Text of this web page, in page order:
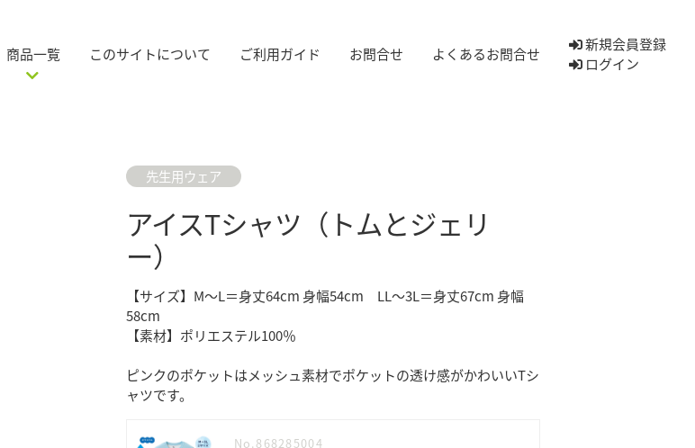
商品一覧 このサイトについて ご利用ガイド お問合せ よくあるお問合せ
新規会員登録
ログイン
先生用ウェア
アイスTシャツ（トムとジェリ
ー）
【サイズ】M～L＝身丈64cm 身幅54cm LL～3L＝身丈67cm 身幅
58cm
【素材】ポリエステル100％
ピンクのポケットはメッシュ素材でポケットの透け感がかわいいTシ
ャツです。
No.868285004